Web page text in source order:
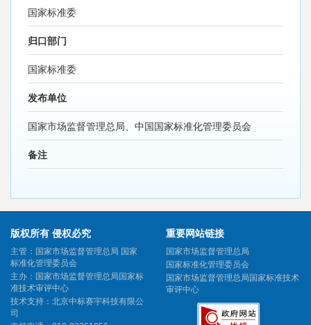
国家标准委
归口部门
国家标准委
发布单位
国家市场监督管理总局、中国国家标准化管理委员会
备注
版权所有 侵权必究
主管：国家市场监督管理总局 国家
标准化管理委员会
主办：国家市场监督管理总局国家标
准技术审评中心
技术支持：北京中标赛宇科技有限公
司
重要网站链接
国家市场监督管理总局
国家标准化管理委员会
国家市场监督管理总局国家标准技术
审评中心